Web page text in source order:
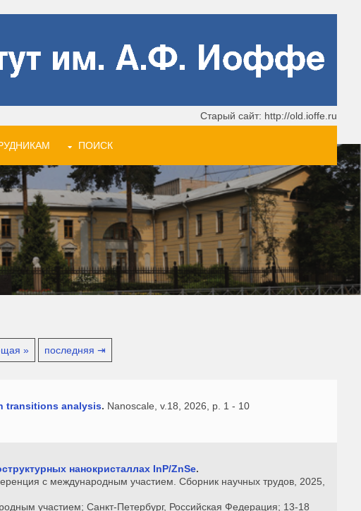
Старый сайт: http://old.ioffe.ru
ПОИСК
» последняя ⇥
transitions analysis. Nanoscale, v.18, 2026, p. 1 - 10
нанокристаллах InP/ZnSe.
с международным участием. Сборник научных трудов, 2025,
участием; Санкт-Петербург, Российская Федерация; 13-18